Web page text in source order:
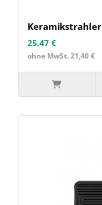
Keramikstrahler
25,47 €
ohne MwSt. 21,40 €